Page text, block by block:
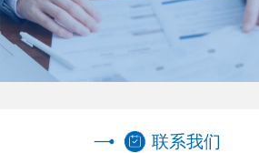
联系我们